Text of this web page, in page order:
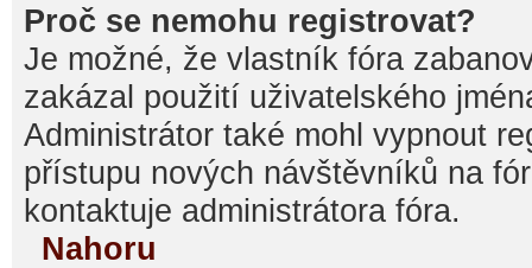
Proč se nemohu registrovat?
Je možné, že vlastník fóra
zakázal použití uživatelského
Administrátor také mohl vypnout
přístupu nových návštěvníků na
kontaktuje administrátora fóra.
Nahoru